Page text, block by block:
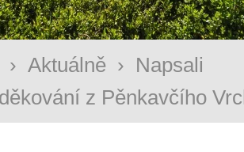
› Aktuálně › Napsali
z Pěnkavčího